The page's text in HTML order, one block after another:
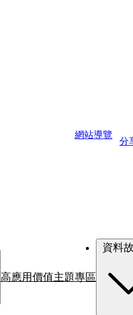
網站導覽
分
高應用價值主題專區